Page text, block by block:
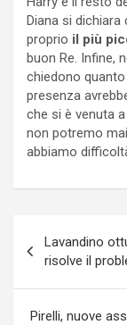
Diana si
proprio il più
buon Re. Infine,
chiedono
presenza
che si è venuta
non potremo
abbiamo
articoli
Lavandino
risolve il
Pirelli, nuove